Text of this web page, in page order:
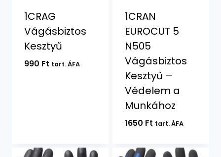
1CRAG
Vágásbiztos
Kesztyű
990 Ft tart. ÁFA
1CRAN
EUROCUT 5
N505
Vágásbiztos
Kesztyű –
Védelem a
Munkához
1650 Ft tart. ÁFA